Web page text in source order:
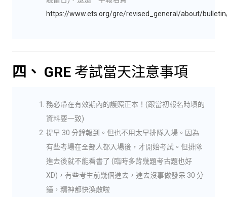
https://www.ets.org/gre/revised_general/about/
四、 GRE 考試當天注意事項
務必帶在有效期內的護照正本！(跟當初報名時填的
資料要一致)
提早 30 分鐘報到。但也不用太早排隊入場。因為
有些考場在全部人都入場後，才開始考試。但排隊
進去後就不能看書了 (臨時多背幾題考古題也好
XD)，有些考生前幾個進去，進去沒事做發呆 30 分
鐘，精神都快渙散啦